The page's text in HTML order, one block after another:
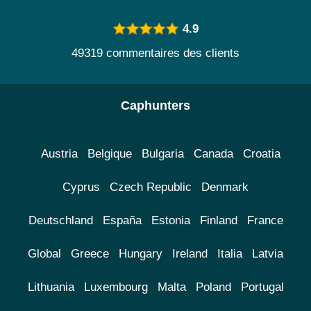
4.9
49319 commentaires des clients
Caphunters
Austria Belgique Bulgaria Canada Croatia
Cyprus Czech Republic Denmark
Deutschland España Estonia Finland France
Global Greece Hungary Ireland Italia Latvia
Lithuania Luxembourg Malta Poland Portugal